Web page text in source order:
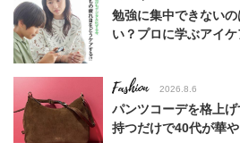
勉強に集中できない
い？プロに学ぶアイケ
Fashion 2026.8.6
パンツコーデを格上げ
持つだけで40代が華